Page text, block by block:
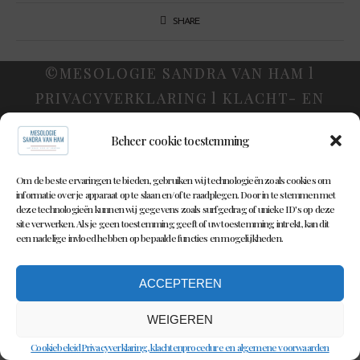
Beheer cookie toestemming
Om de beste ervaringen te bieden, gebruiken wij technologieën zoals cookies om
informatie over je apparaat op te slaan en/of te raadplegen. Door in te stemmen met
deze technologieën kunnen wij gegevens zoals surfgedrag of unieke ID's op deze
site verwerken. Als je geen toestemming geeft of uw toestemming intrekt, kan dit
een nadelige invloed hebben op bepaalde functies en mogelijkheden.
ACCEPTEREN
WEIGEREN
CookiebeleidPrivacyverklaring, klachtenprocedure en algemene voorwaarden
SHARE
©MESOLOGIE SANDRA VAN HAM l
PRIVACYVERKLARING l KLACHT- EN
TUCHTRECHT l ALGEMENE VOORWAARDEN